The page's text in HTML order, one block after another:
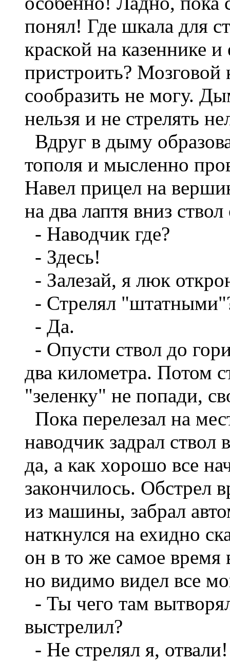
понял! Где шкала для
краской на казеннике
пристроить? Мозговой
сообразить не могу.
нельзя и не стрелять
Вдруг в дыму
тополя и мысленно
Навел прицел на
на два лаптя вниз
- Наводчик где?
- Здесь!
- Залезай, я люк
- Стрелял
- Да.
- Опусти ствол до
два километра. Потом
"зеленку" не попади,
Пока перелезал на
наводчик задрал
да, а как хорошо все
закончилось. Обстрел
из машины, забрал
наткнулся на ехидно
он в то же самое время
но видимо видел все
- Ты чего там
выстрелил?
- Не стрелял я,